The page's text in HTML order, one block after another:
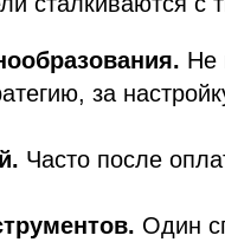
Не
за
Часто после
Один